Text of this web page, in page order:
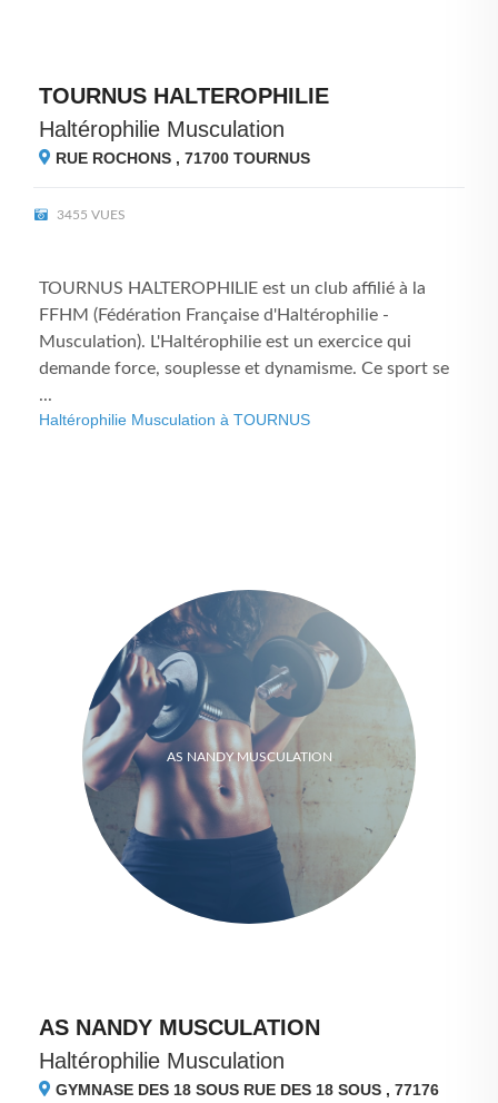
TOURNUS HALTEROPHILIE
Haltérophilie Musculation
RUE ROCHONS , 71700 TOURNUS
3455 VUES
TOURNUS HALTEROPHILIE est un club affilié à la
FFHM (Fédération Française d'Haltérophilie -
Musculation). L'Haltérophilie est un exercice qui
demande force, souplesse et dynamisme. Ce sport se
...
Haltérophilie Musculation à TOURNUS
AS NANDY MUSCULATION
AS NANDY MUSCULATION
Haltérophilie Musculation
GYMNASE DES 18 SOUS RUE DES 18 SOUS , 77176